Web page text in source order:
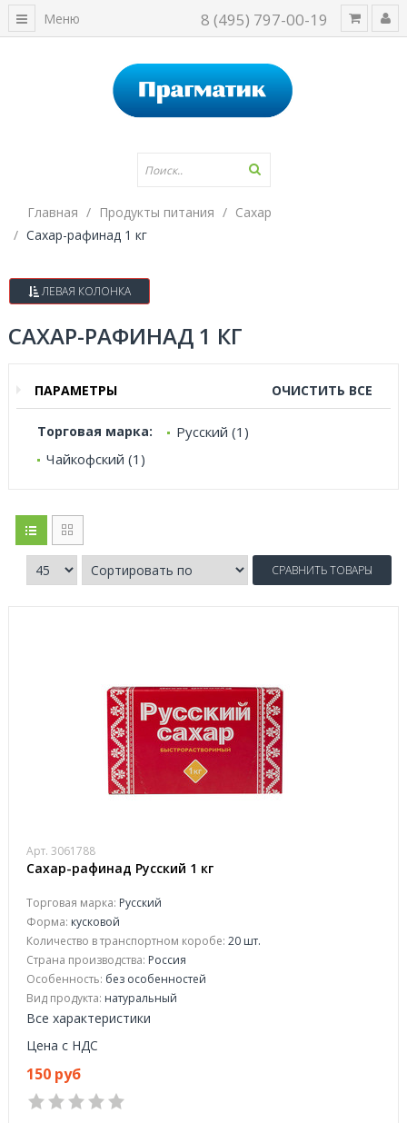
8 (495) 797-00-19
Меню
Главная Продукты питания
Сахар
Сахар-рафинад 1 кг
ЛЕВАЯ КОЛОНКА
САХАР-РАФИНАД 1 КГ
ПАРАМЕТРЫ ОЧИСТИТЬ ВСЕ
Торговая марка:
Русский (1)
Чайкофский (1)
СРАВНИТЬ ТОВАРЫ
Арт. 3061788
Сахар-рафинад Русский 1 кг
Торговая марка: Русский
Форма: кусковой
Количество в транспортном коробе: 20 шт.
Страна производства: Россия
Особенность: без особенностей
Вид продукта: натуральный
Все характеристики
Цена с НДС
150 руб